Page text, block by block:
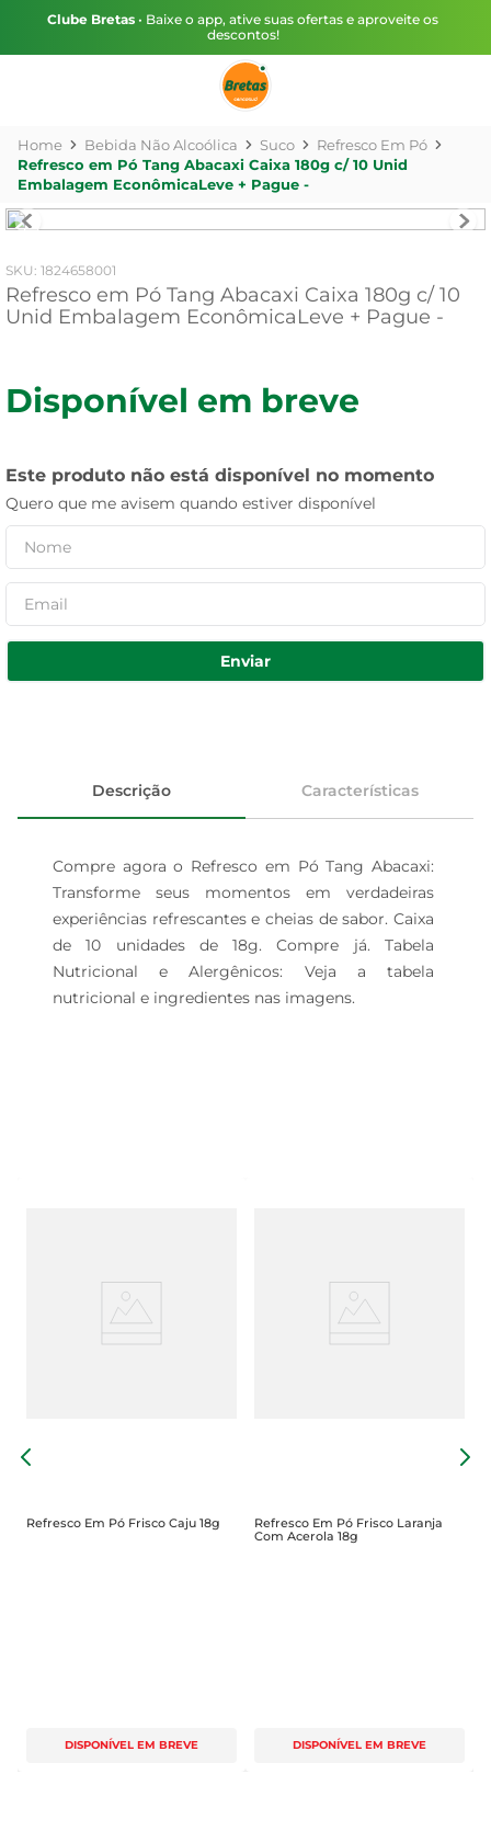
Clube Bretas • Baixe o app, ative suas ofertas e aproveite os
descontos!
Bebida Não Alcoólica Suco
Refresco Em Pó
Refresco em Pó Tang Abacaxi Caixa 180g c/ 10 Unid
Embalagem EconômicaLeve + Pague -
: 1824658001
Refresco em Pó Tang Abacaxi Caixa 180g c/ 10
Unid Embalagem EconômicaLeve + Pague -
Disponível em breve
Este produto não está disponível no momento
Quero que me avisem quando estiver disponível
Enviar
Descrição Características
Compre agora o Refresco em Pó Tang Abacaxi:
Transforme seus momentos em verdadeiras
experiências refrescantes e cheias de sabor. Caixa
de 10 unidades de 18g. Compre já. Tabela
Nutricional e Alergênicos: Veja a tabela
nutricional e ingredientes nas imagens.
Refresco Em Pó Frisco Caju 18g
DISPONÍVEL EM BREVE
Refresco Em Pó Frisco Laranja
Com Acerola 18g
DISPONÍVEL EM BREVE